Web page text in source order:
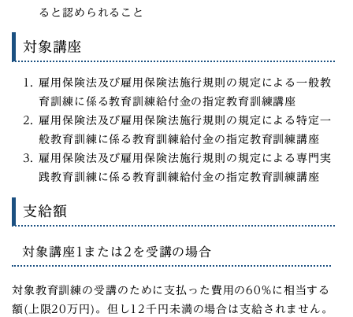
ると認められること
対象講座
雇用保険法及び雇用保険法施行規則の規定による一般教
育訓練に係る教育訓練給付金の指定教育訓練講座
雇用保険法及び雇用保険法施行規則の規定による特定一
般教育訓練に係る教育訓練給付金の指定教育訓練講座
雇用保険法及び雇用保険法施行規則の規定による専門実
践教育訓練に係る教育訓練給付金の指定教育訓練講座
支給額
対象講座1または2を受講の場合
対象教育訓練の受講のために支払った費用の60%に相当する
額(上限20万円)。但し12千円未満の場合は支給されません。